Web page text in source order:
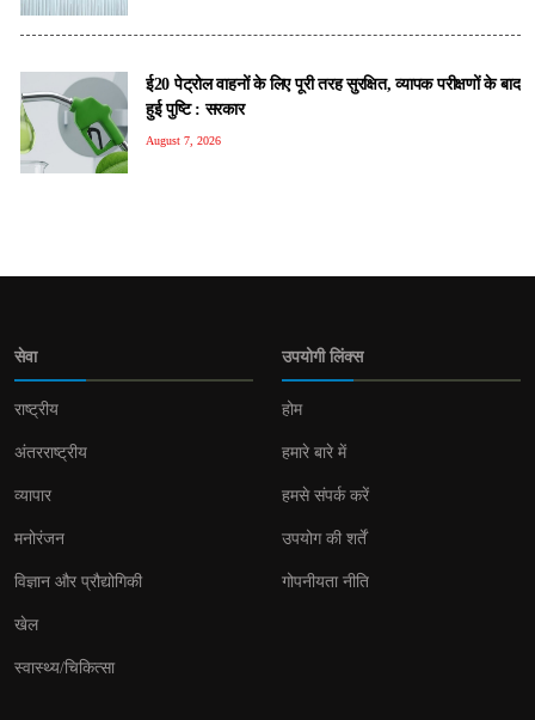
ई20 पेट्रोल वाहनों के लिए पूरी तरह सुरक्षित, व्यापक परीक्षणों के बाद
हुई पुष्टि : सरकार
August 7, 2026
सेवा
राष्ट्रीय
अंतरराष्ट्रीय
व्यापार
मनोरंजन
विज्ञान और प्रौद्योगिकी
खेल
स्वास्थ्य/चिकित्सा
उपयोगी लिंक्स
होम
हमारे बारे में
हमसे संपर्क करें
उपयोग की शर्तें
गोपनीयता नीति